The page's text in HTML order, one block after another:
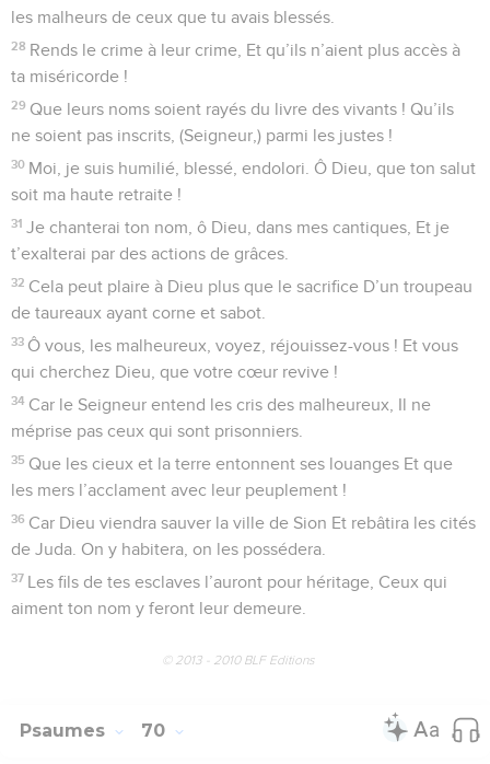
les malheurs de ceux que tu avais blessés.
28 Rends le crime à leur crime, Et qu’ils n’aient plus accès à
ta miséricorde !
29 Que leurs noms soient rayés du livre des vivants ! Qu’ils
ne soient pas inscrits, (Seigneur,) parmi les justes !
30 Moi, je suis humilié, blessé, endolori. Ô Dieu, que ton salut
soit ma haute retraite !
31 Je chanterai ton nom, ô Dieu, dans mes cantiques, Et je
t’exalterai par des actions de grâces.
32 Cela peut plaire à Dieu plus que le sacrifice D’un troupeau
de taureaux ayant corne et sabot.
33 Ô vous, les malheureux, voyez, réjouissez-vous ! Et vous
qui cherchez Dieu, que votre cœur revive !
34 Car le Seigneur entend les cris des malheureux, Il ne
méprise pas ceux qui sont prisonniers.
35 Que les cieux et la terre entonnent ses louanges Et que
les mers l’acclament avec leur peuplement !
36 Car Dieu viendra sauver la ville de Sion Et rebâtira les cités
de Juda. On y habitera, on les possédera.
37 Les fils de tes esclaves l’auront pour héritage, Ceux qui
aiment ton nom y feront leur demeure.
© 2013 - 2010 BLF Editions
Psaumes 70